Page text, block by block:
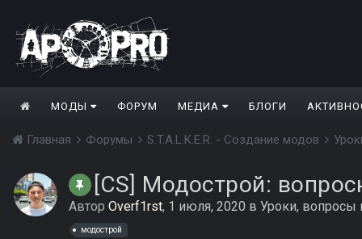
МОДЫ ФОРУМ МЕДИА БЛОГИ
Главная Форумы S.T.A.L.K.E.R. - Создание модов
[CS] Модострой:
Автор Overf1rst, 1 июля, 2020 в Уроки, вопросы
модострой